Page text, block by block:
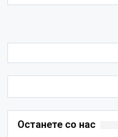
Останете со нас